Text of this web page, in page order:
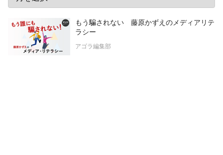
もう騙されない 藤原かずえのメディアリテ
ラシー
アゴラ編集部